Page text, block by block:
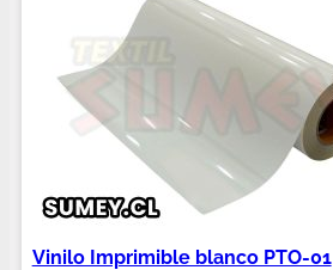
Vinilo Imprimible blanco PTO-01